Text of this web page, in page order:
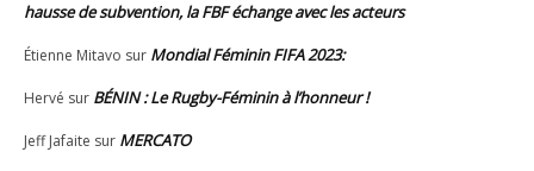
hausse de subvention, la FBF échange avec les acteurs
Étienne Mitavo sur Mondial Féminin FIFA 2023:
Hervé sur BÉNIN : Le Rugby-Féminin à l’honneur !
Jeff Jafaite sur MERCATO